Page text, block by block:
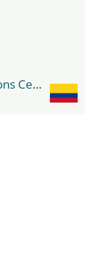
Plaza Mayor Convention and Exhibitions Center